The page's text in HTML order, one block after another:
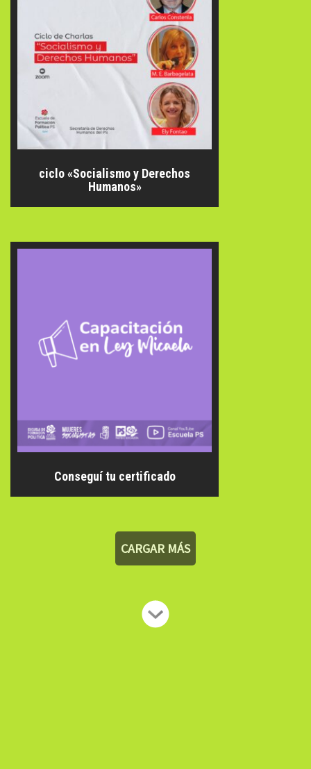
ciclo «Socialismo y Derechos
Humanos»
Conseguí tu certificado
CARGAR MÁS